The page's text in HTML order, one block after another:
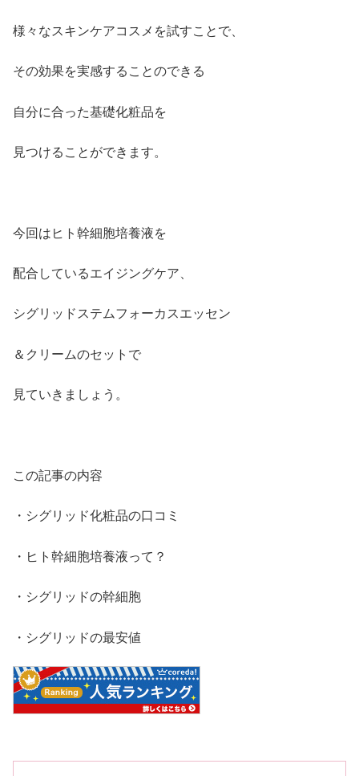
様々なスキンケアコスメを試すことで、
その効果を実感することのできる
自分に合った基礎化粧品を
見つけることができます。
今回はヒト幹細胞培養液を
配合しているエイジングケア、
シグリッドステムフォーカスエッセン
＆クリームのセットで
見ていきましょう。
この記事の内容
・シグリッド化粧品の口コミ
・ヒト幹細胞培養液って？
・シグリッドの幹細胞
・シグリッドの最安値